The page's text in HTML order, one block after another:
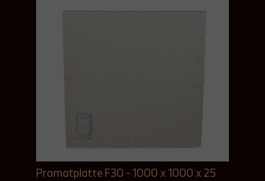
Promatplatte F30 - 1000 x 1000 x 25